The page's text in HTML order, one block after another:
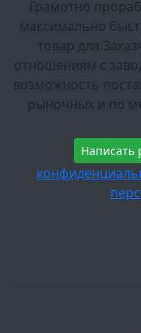
Грамотно
максимально
товар для
отношениям с
возможность
рыночных и по
Написать